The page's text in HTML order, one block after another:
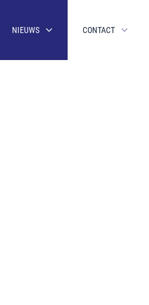
NIEUWS CONTACT